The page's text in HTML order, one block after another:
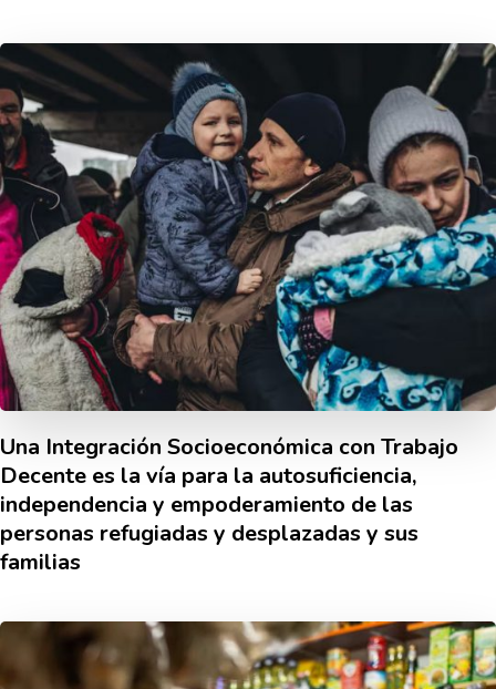
Una Integración Socioeconómica con Trabajo
Decente es la ví­a para la autosuficiencia,
independencia y empoderamiento de las
personas refugiadas y desplazadas y sus
familias